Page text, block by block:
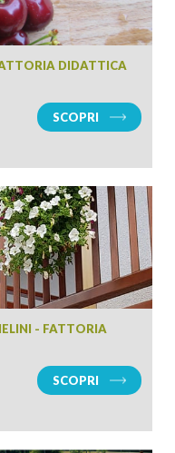
DIDATTICA
SCOPRI
- FATTORIA
SCOPRI